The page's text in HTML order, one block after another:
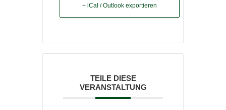
+ iCal / Outlook exportieren
TEILE DIESE
VERANSTALTUNG